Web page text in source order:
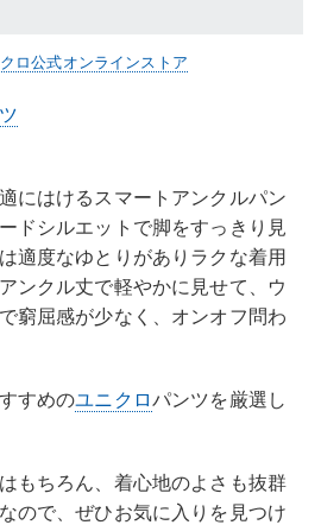
ロ公式オンラインストア
にはけるスマートアンクルパン
ドシルエットで脚をすっきり見
適度なゆとりがありラクな着用
ンクル丈で軽やかに見せて、ウ
窮屈感が少なく、オンオフ問わ
すめのユニクロパンツを厳選し
もちろん、着心地のよさも抜群
ので、ぜひお気に入りを見つけ